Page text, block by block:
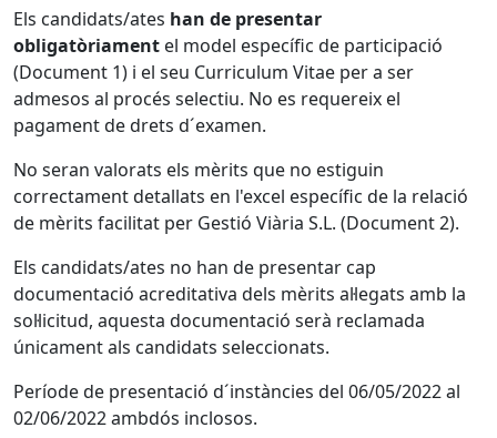
Els candidats/ates han de presentar
obligatòriament el model específic de participació
(Document 1) i el seu Curriculum Vitae per a ser
admesos al procés selectiu. No es requereix el
pagament de drets d´examen.
No seran valorats els mèrits que no estiguin
correctament detallats en l'excel específic de la relació
de mèrits facilitat per Gestió Viària S.L. (Document 2).
Els candidats/ates no han de presentar cap
documentació acreditativa dels mèrits al·legats amb la
sol·licitud, aquesta documentació serà reclamada
únicament als candidats seleccionats.
Període de presentació d´instàncies del 06/05/2022 al
02/06/2022 ambdós inclosos.